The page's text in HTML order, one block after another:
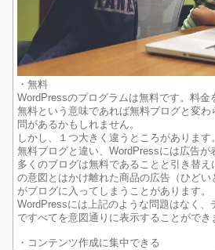
・無料
WordPressのプログラムは無料です。料金
無料という意味であれば無料ブログと変
問があるかもしれません。
しかし、１つ大きく違うところがあります
無料ブログと違い、WordPressには広告が
多くのブログは無料であることと引き替
の意図とはかけ離れた商品の広告（ひどい
がブログに入ってしまうことがあります。
WordPressには上記のような問題はなく、
ですべてを意図通りに表示することができ
・コンテンツ作成に集中できる